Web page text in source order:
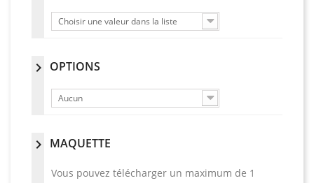
Choisir une valeur dans la liste
chevron_right OPTIONS
Aucun
chevron_right MAQUETTE
Vous pouvez télécharger un maximum de 1